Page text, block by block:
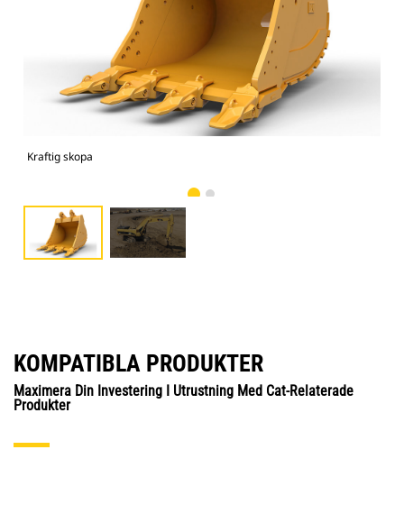
Kraftig skopa
KOMPATIBLA PRODUKTER
Maximera Din Investering I Utrustning Med Cat-Relaterade
Produkter